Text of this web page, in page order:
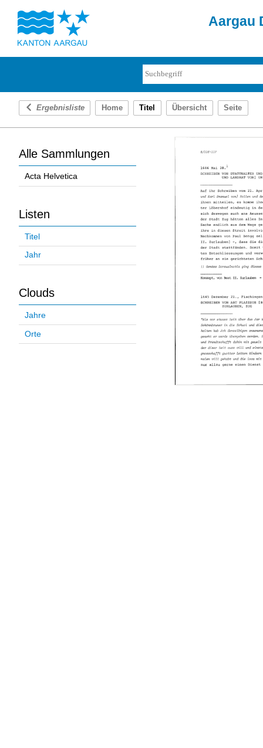
Aargau
Ergebnisliste Home Titel Übersicht Seite
Alle Sammlungen
Acta Helvetica
Listen
Titel
Jahr
Clouds
Jahre
Orte